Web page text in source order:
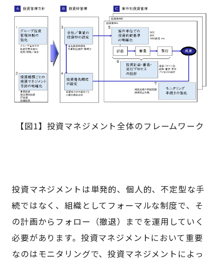
【図1】投資マネジメント全体のフレームワーク
投資マネジメントは単発的、個人的、不定型な手
続ではなく、組織としてフォーマルな制度で、そ
の計画からフォロー（撤退）までを運用していく
必要があります。投資マネジメントにおいて重要
なのはモニタリングで、投資マネジメントによっ